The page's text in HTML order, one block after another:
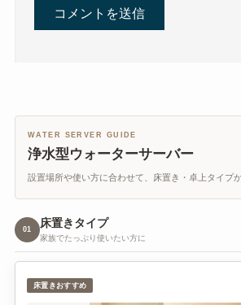
WATER SERVER GUIDE
浄水型ウォーターサーバー
設置場所や使い方に合わせて、床置き・卓上タイプ
01
床置きタイプ
家族でたっぷり使いたい方に
床置きおすすめ